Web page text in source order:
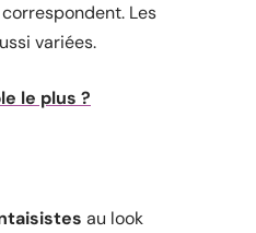
Les
variées.
le plus ?
au look